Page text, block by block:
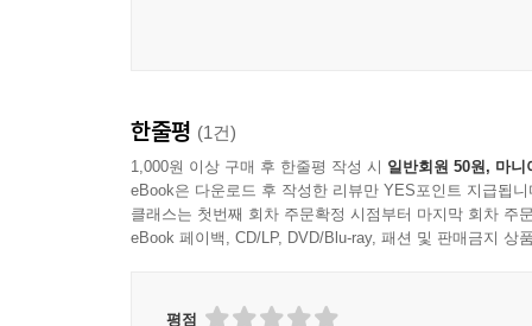
한줄평 (1건)
1,000원 이상 구매 후 한줄평 작성 시 일반회원 50원, 마니
eBook은 다운로드 후 작성한 리뷰만 YES포인트 지급됩니
클래스는 첫번째 회차 주문확정 시점부터 마지막 회차 주
eBook 페이백, CD/LP, DVD/Blu-ray, 패션 및 판매금지 상
평점